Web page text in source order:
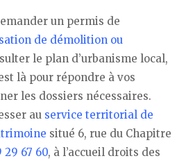
un permis de
de démolition ou
le plan d’urbanisme local,
là pour répondre à vos
les dossiers nécessaires.
au service territorial de
situé 6, rue du Chapitre
29 67 60, à l’accueil droits des